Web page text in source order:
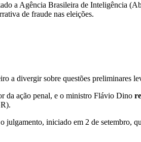
a Agência Brasileira de Inteligência
de fraude nas eleições.
a divergir sobre questões preliminares
da ação penal, e o ministro Flávio Dino
julgamento, iniciado em 2 de setembro,